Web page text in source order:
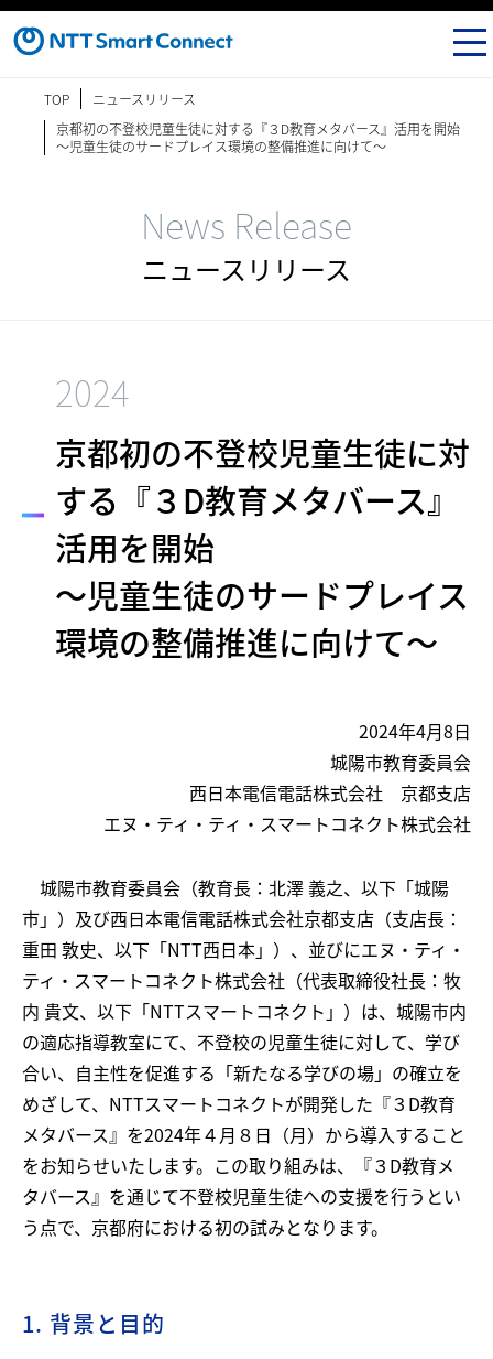
TOP
ニュースリリース
京都初の不登校児童生徒に対する『３D教育メタバース』活用を開始
～児童生徒のサードプレイス環境の整備推進に向けて～
News Release
ニュースリリース
2024
京都初の不登校児童生徒に対
する『３D教育メタバース』
活用を開始
～児童生徒のサードプレイス
環境の整備推進に向けて～
2024年4月8日
城陽市教育委員会
西日本電信電話株式会社 京都支店
エヌ・ティ・ティ・スマートコネクト株式会社
城陽市教育委員会（教育長：北澤 義之、以下「城陽
市」）及び西日本電信電話株式会社京都支店（支店長：
重田 敦史、以下「NTT西日本」）、並びにエヌ・ティ・
ティ・スマートコネクト株式会社（代表取締役社長：牧
内 貴文、以下「NTTスマートコネクト」）は、城陽市内
の適応指導教室にて、不登校の児童生徒に対して、学び
合い、自主性を促進する「新たなる学びの場」の確立を
めざして、NTTスマートコネクトが開発した『３D教育
メタバース』を2024年４月８日（月）から導入すること
をお知らせいたします。この取り組みは、『３D教育メ
タバース』を通じて不登校児童生徒への支援を行うとい
う点で、京都府における初の試みとなります。
1. 背景と目的